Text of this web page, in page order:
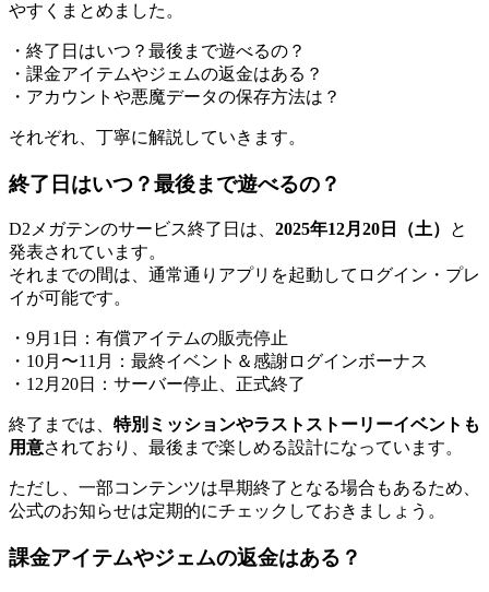
やすくまとめました。
・終了日はいつ？最後まで遊べるの？
・課金アイテムやジェムの返金はある？
・アカウントや悪魔データの保存方法は？
それぞれ、丁寧に解説していきます。
終了日はいつ？最後まで遊べるの？
D2メガテンのサービス終了日は、 2025年12月20日（土）
と
発表されています。
それまでの間は、通常通りアプリを起動してログイン・プレ
イが可能です。
・9月1日：有償アイテムの販売停止
・10月〜11月：最終イベント＆感謝ログインボーナス
・12月20日：サーバー停止、正式終了
終了までは、 特別ミッションやラストストーリーイベントも
用意されており、最後まで楽しめる設計になっています。
ただし、一部コンテンツは早期終了となる場合もあるため、
公式のお知らせは定期的にチェックしておきましょう。
課金アイテムやジェムの返金はある？